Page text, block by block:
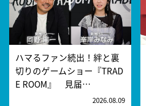
ハマるファン続出！絆と裏
切りのゲームショー『TRAD
E ROOM』 見届…
2026.08.09